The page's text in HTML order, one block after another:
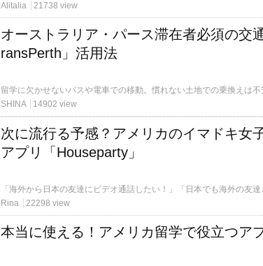
Alitalia
21738 view
オーストラリア・パース滞在者必須の交
ransPerth」活用法
SHINA
14902 view
次に流行る予感？アメリカのイマドキ女
アプリ「Houseparty」
Rina
22298 view
本当に使える！アメリカ留学で役立つア